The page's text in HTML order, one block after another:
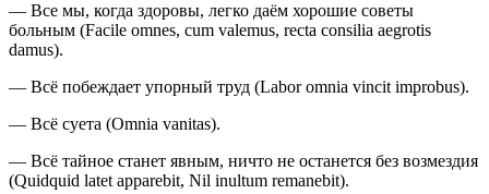
— Все мы, когда здоровы, легко даём хорошие советы
больным (Facile omnes, cum valemus, recta consilia aegrotis
damus).
— Всё побеждает упорный труд (Labor omnia vincit improbus).
— Всё суета (Omnia vanitas).
— Всё тайное станет явным, ничто не останется без возмездия
(Quidquid latet apparebit, Nil inultum remanebit).